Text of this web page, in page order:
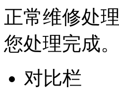
正常维修处
您处理完成。
对比栏